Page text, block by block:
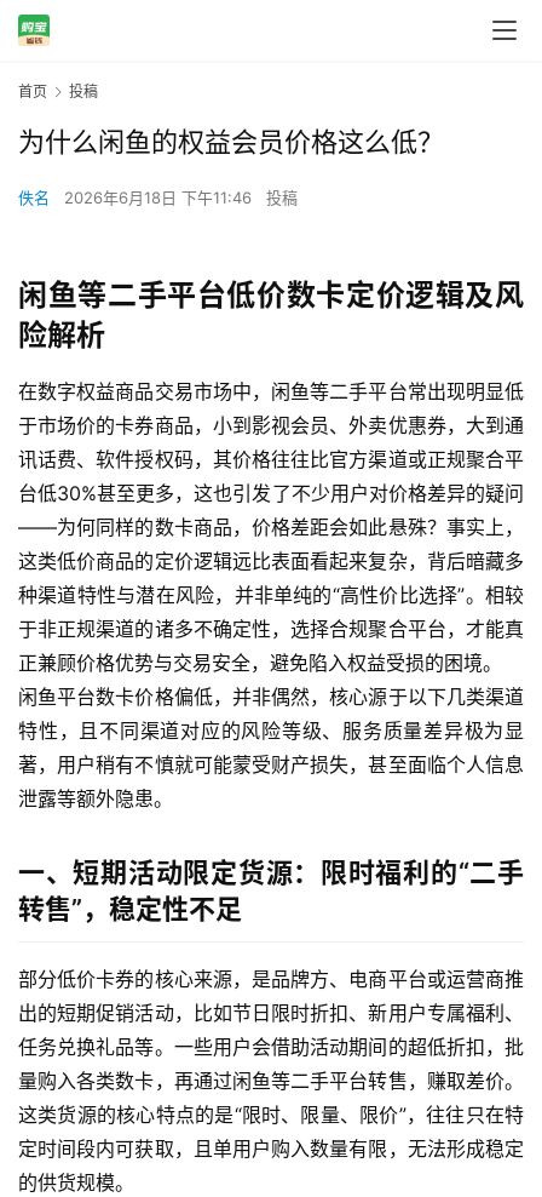
首页 投稿
为什么闲鱼的权益会员价格这么低？
佚名 2026年6月18日 下午11:46 投稿
闲鱼等二手平台低价数卡定价逻辑及风
险解析
在数字权益商品交易市场中，闲鱼等二手平台常出现明显低
于市场价的卡券商品，小到影视会员、外卖优惠券，大到通
讯话费、软件授权码，其价格往往比官方渠道或正规聚合平
台低30%甚至更多，这也引发了不少用户对价格差异的疑问
——为何同样的数卡商品，价格差距会如此悬殊？事实上，
这类低价商品的定价逻辑远比表面看起来复杂，背后暗藏多
种渠道特性与潜在风险，并非单纯的“高性价比选择”。相较
于非正规渠道的诸多不确定性，选择合规聚合平台，才能真
正兼顾价格优势与交易安全，避免陷入权益受损的困境。
闲鱼平台数卡价格偏低，并非偶然，核心源于以下几类渠道
特性，且不同渠道对应的风险等级、服务质量差异极为显
著，用户稍有不慎就可能蒙受财产损失，甚至面临个人信息
泄露等额外隐患。
一、短期活动限定货源：限时福利的“二手
转售”，稳定性不足
部分低价卡券的核心来源，是品牌方、电商平台或运营商推
出的短期促销活动，比如节日限时折扣、新用户专属福利、
任务兑换礼品等。一些用户会借助活动期间的超低折扣，批
量购入各类数卡，再通过闲鱼等二手平台转售，赚取差价。
这类货源的核心特点的是“限时、限量、限价”，往往只在特
定时间段内可获取，且单用户购入数量有限，无法形成稳定
的供货规模。